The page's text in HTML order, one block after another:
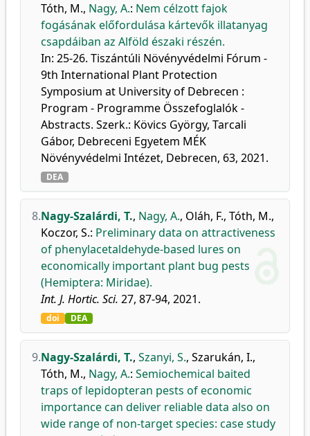
Tóth, M., Nagy, A.: Nem célzott fajok
fogásának előfordulása kártevők illatanyag
csapdáiban az Alföld északi részén.
In: 25-26. Tiszántúli Növényvédelmi Fórum -
9th International Plant Protection
Symposium at University of Debrecen :
Program - Programme Összefoglalók -
Abstracts. Szerk.: Kövics György, Tarcali
Gábor, Debreceni Egyetem MÉK
Növényvédelmi Intézet, Debrecen, 63, 2021.
DEA
8.Nagy-Szalárdi, T., Nagy, A., Oláh, F., Tóth, M.,
Koczor, S.: Preliminary data on attractiveness
of phenylacetaldehyde-based lures on
economically important plant bug pests
(Hemiptera: Miridae).
Int. J. Hortic. Sci. 27, 87-94, 2021.
doi DEA
9.Nagy-Szalárdi, T., Szanyi, S., Szarukán, I.,
Tóth, M., Nagy, A.: Semiochemical baited
traps of lepidopteran pests of economic
importance can deliver reliable data also on
wide range of non-target species: case study